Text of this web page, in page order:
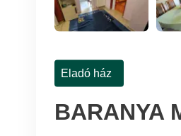
Eladó ház
BARANYA